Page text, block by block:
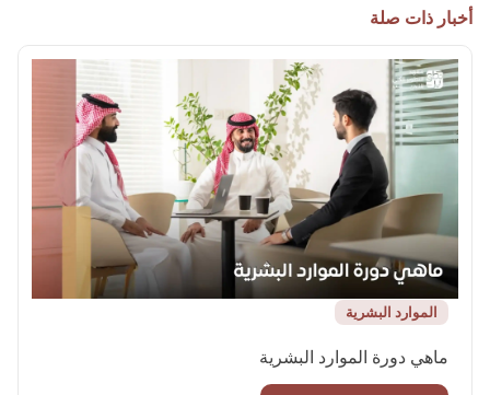
أخبار ذات صلة
الموارد البشرية
ماهي دورة الموارد البشرية